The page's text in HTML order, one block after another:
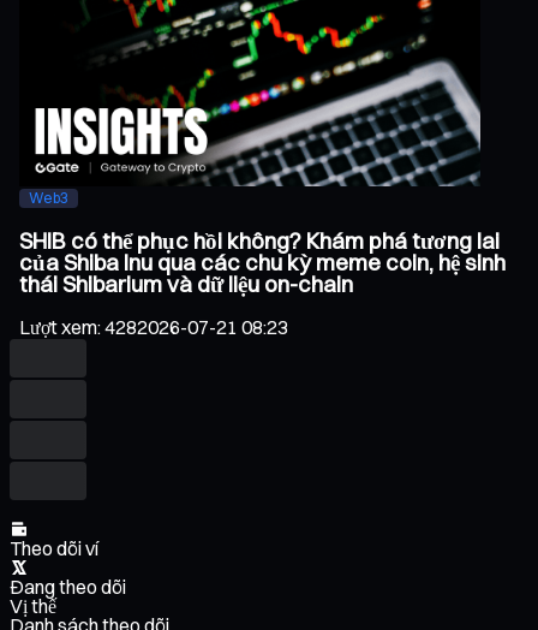
Web3
SHIB có thể phục hồi không? Khám phá tương lai
của Shiba Inu qua các chu kỳ meme coin, hệ sinh
thái Shibarium và dữ liệu on-chain
Lượt xem:4282026-07-21 08:23
Theo dõi ví
Đang theo dõi
Vị thế